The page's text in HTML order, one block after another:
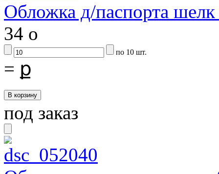
Обложка д/паспорта шелк
34 o
по 10 шт.
= ք
под заказ